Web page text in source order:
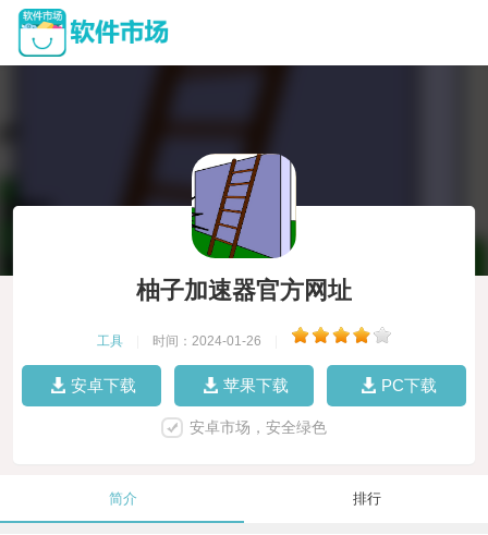
柚子加速器官方网址
工具 时间：2024-01-26
安卓下载 苹果下载 PC下载
安卓市场，安全绿色
简介 排行